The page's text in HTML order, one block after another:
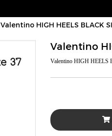
Valentino HIGH HEELS BLACK
Valentino
Valentino HIGH HEELS